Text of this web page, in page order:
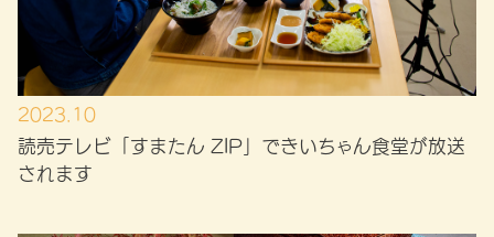
2023.10
読売テレビ「すまたん ZIP」できいちゃん食堂が放送
されます